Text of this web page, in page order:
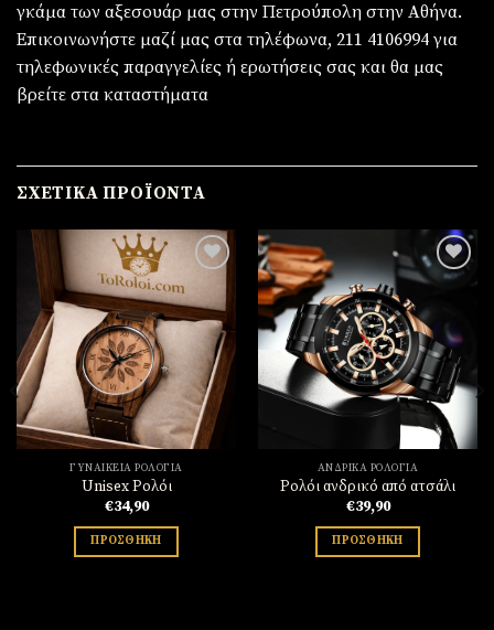
γκάμα των αξεσουάρ μας στην Πετρούπολη στην Αθήνα.
Επικοινωνήστε μαζί μας στα τηλέφωνα, 211 4106994 για
τηλεφωνικές παραγγελίες ή ερωτήσεις σας και θα μας
βρείτε στα καταστήματα
ΣΧΕΤΙΚΆ ΠΡΟΪΌΝΤΑ
Πρόσθήκη
στην
λίστα
επιθυμιών
ΓΥΝΑΙΚΕΊΑ ΡΟΛΌΓΙΑ
Unisex Ρολόι
€34,90
ΠΡΟΣΘΉΚΗ
Πρόσθήκη
στην
λίστα
επιθυμιών
ΑΝΔΡΙΚΆ ΡΟΛΌΓΙΑ
Ρολόι ανδρικό από ατσάλι
€39,90
ΠΡΟΣΘΉΚΗ